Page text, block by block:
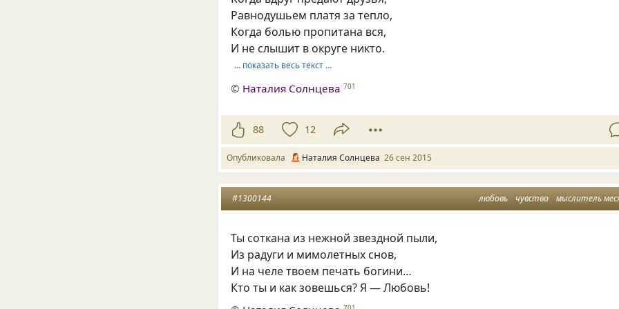
Равнодушьем платя за тепло,
Когда болью пропитана вся,
И не слышит в округе никто.
… показать весь текст …
© Наталия Солнцева 701
88 12
Опубликовала Наталия Солнцева 26 сен 2015
любовь чувства мыслитель
#1300144
Ты соткана из нежной звездной пыли,
Из радуги и мимолетных снов,
И на челе твоем печать богини…
Кто ты и как зовешься? Я — Любовь!